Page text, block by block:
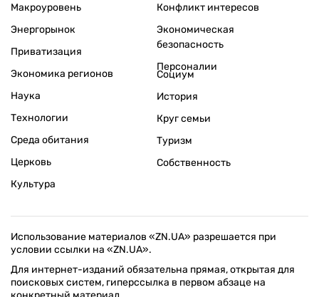
Макроуровень
Энергорынок
Приватизация
Экономика регионов
Конфликт интересов
Экономическая
безопасность
Персоналии
Наука
Технологии
Среда обитания
Церковь
Культура
Социум
История
Круг семьи
Туризм
Собственность
Использование материалов «ZN.UA» разрешается при
условии ссылки на «ZN.UA».
Для интернет-изданий обязательна прямая, открытая для
поисковых систем, гиперссылка в первом абзаце на